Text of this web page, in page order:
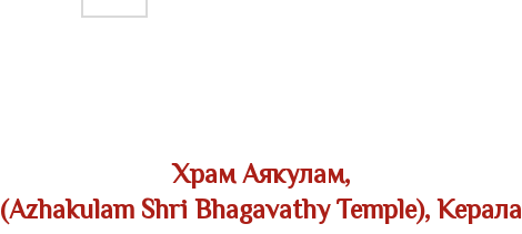
Храм Аякулам,
(Azhakulam Shri Bhagavathy Temple), Керала